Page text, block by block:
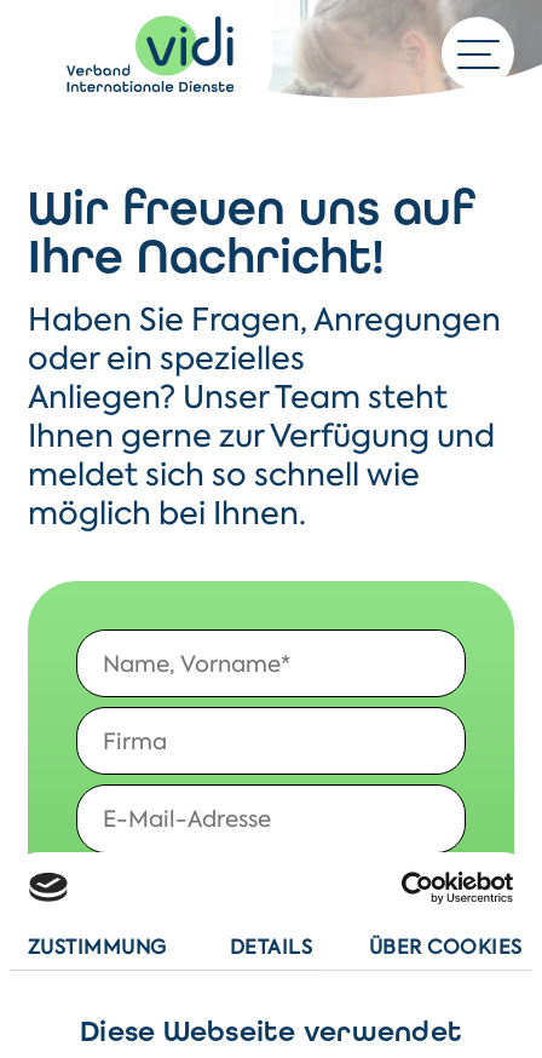
ZUSTIMMUNG DETAILS ÜBER COOKIES
Diese Webseite verwendet
Wir freuen uns auf
Ihre Nachricht!
Haben Sie Fragen,Anregungen
oder ein spezielles
Anliegen? Unser Team steht
Ihnen gerne zur Verfügung und
meldet sich so schnell wie
möglich bei Ihnen.